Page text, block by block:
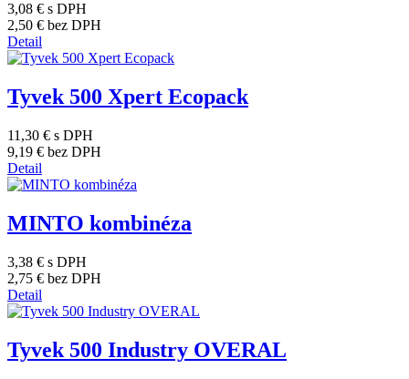
3,08 € s DPH
2,50 € bez DPH
Detail
Tyvek 500 Xpert Ecopack
11,30 € s DPH
9,19 € bez DPH
Detail
MINTO kombinéza
3,38 € s DPH
2,75 € bez DPH
Detail
Tyvek 500 Industry OVERAL